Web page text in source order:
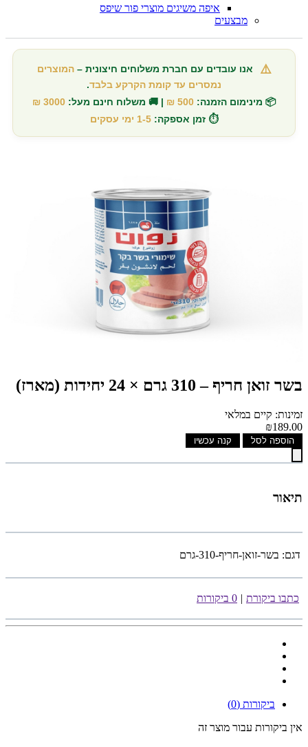
איפה משיגים מוצרי פור שיפס
מבצעים
⚠️ אנו עובדים עם חברת משלוחים חיצונית –המוצרים
נמסרים עד קומת הקרקע בלבד.
📦 מינימום הזמנה: 500 ₪ | 🚚 משלוח חינם מעל: 3000 ₪
⏱️ זמן אספקה: 1-5 ימי עסקים
בשר זואן חריף – 310 גרם × 24 יחידות (מארז)
זמינות: קיים במלאי
₪189.00
הוספה לסל קנה עכשיו
תיאור
דגם: בשר-זואן-חריף-310-גרם
כתבו ביקורת | 0 ביקורות
ביקורות (0)
אין ביקורות עבור מוצר זה